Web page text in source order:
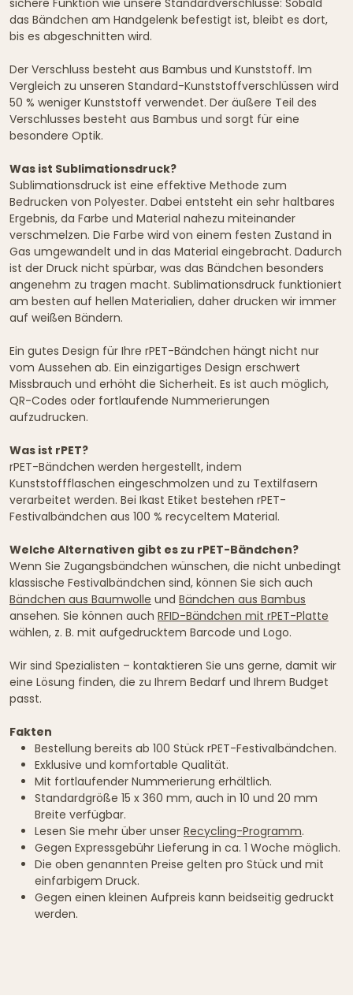
das Bändchen am Handgelenk befestigt ist, bleibt es dort,
bis es abgeschnitten wird.
Der Verschluss besteht aus Bambus und Kunststoff. Im
Vergleich zu unseren Standard-Kunststoffverschlüssen wird
50 % weniger Kunststoff verwendet. Der äußere Teil des
Verschlusses besteht aus Bambus und sorgt für eine
besondere Optik.
Was ist Sublimationsdruck?
Sublimationsdruck ist eine effektive Methode zum
Bedrucken von Polyester. Dabei entsteht ein sehr haltbares
Ergebnis, da Farbe und Material nahezu miteinander
verschmelzen. Die Farbe wird von einem festen Zustand in
Gas umgewandelt und in das Material eingebracht. Dadurch
ist der Druck nicht spürbar, was das Bändchen besonders
angenehm zu tragen macht. Sublimationsdruck funktioniert
am besten auf hellen Materialien, daher drucken wir immer
auf weißen Bändern.
Ein gutes Design für Ihre rPET-Bändchen hängt nicht nur
vom Aussehen ab. Ein einzigartiges Design erschwert
Missbrauch und erhöht die Sicherheit. Es ist auch möglich,
QR-Codes oder fortlaufende Nummerierungen
aufzudrucken.
Was ist rPET?
rPET-Bändchen werden hergestellt, indem
Kunststoffflaschen eingeschmolzen und zu Textilfasern
verarbeitet werden. Bei Ikast Etiket bestehen rPET-
Festivalbändchen aus 100 % recyceltem Material.
Welche Alternativen gibt es zu rPET-Bändchen?
Wenn Sie Zugangsbändchen wünschen, die nicht unbedingt
klassische Festivalbändchen sind, können Sie sich auch
Bändchen aus Baumwolle und Bändchen aus Bambus
ansehen. Sie können auch RFID-Bändchen mit rPET-Platte
wählen, z. B. mit aufgedrucktem Barcode und Logo.
Wir sind Spezialisten – kontaktieren Sie uns gerne, damit wir
eine Lösung finden, die zu Ihrem Bedarf und Ihrem Budget
passt.
Fakten
Bestellung bereits ab 100 Stück rPET-Festivalbändchen.
Exklusive und komfortable Qualität.
Mit fortlaufender Nummerierung erhältlich.
Standardgröße 15 x 360 mm, auch in 10 und 20 mm
Breite verfügbar.
Lesen Sie mehr über unser Recycling-Programm.
Gegen Expressgebühr Lieferung in ca. 1 Woche möglich.
Die oben genannten Preise gelten pro Stück und mit
einfarbigem Druck.
Gegen einen kleinen Aufpreis kann beidseitig gedruckt
werden.